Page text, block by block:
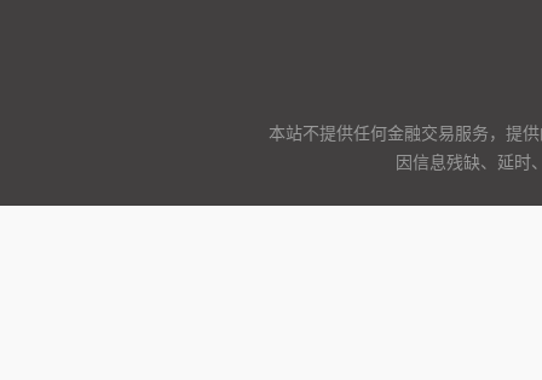
本站不提供任何金融交易服务，提
因信息残缺、延时